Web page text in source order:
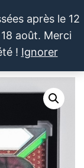
après le 12
août. Merci
! Ignorer